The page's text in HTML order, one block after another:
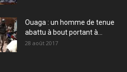
Ouaga : un homme de tenue
abattu à bout portant à...
28 août 2017